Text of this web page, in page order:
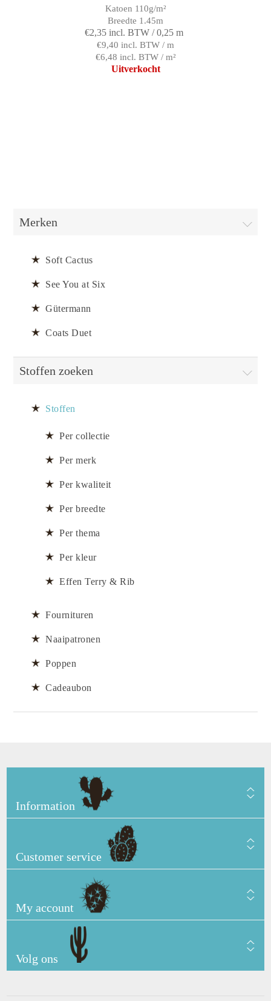
Katoen 110g/m²
Breedte 1.45m
€2,35 incl. BTW / 0,25 m
€9,40 incl. BTW / m
€6,48 incl. BTW / m²
Uitverkocht
Merken
Soft Cactus
See You at Six
Gütermann
Coats Duet
Stoffen zoeken
Stoffen
Per collectie
Per merk
Per kwaliteit
Per breedte
Per thema
Per kleur
Effen Terry & Rib
Fournituren
Naaipatronen
Poppen
Cadeaubon
Information
Customer service
My account
Volg ons